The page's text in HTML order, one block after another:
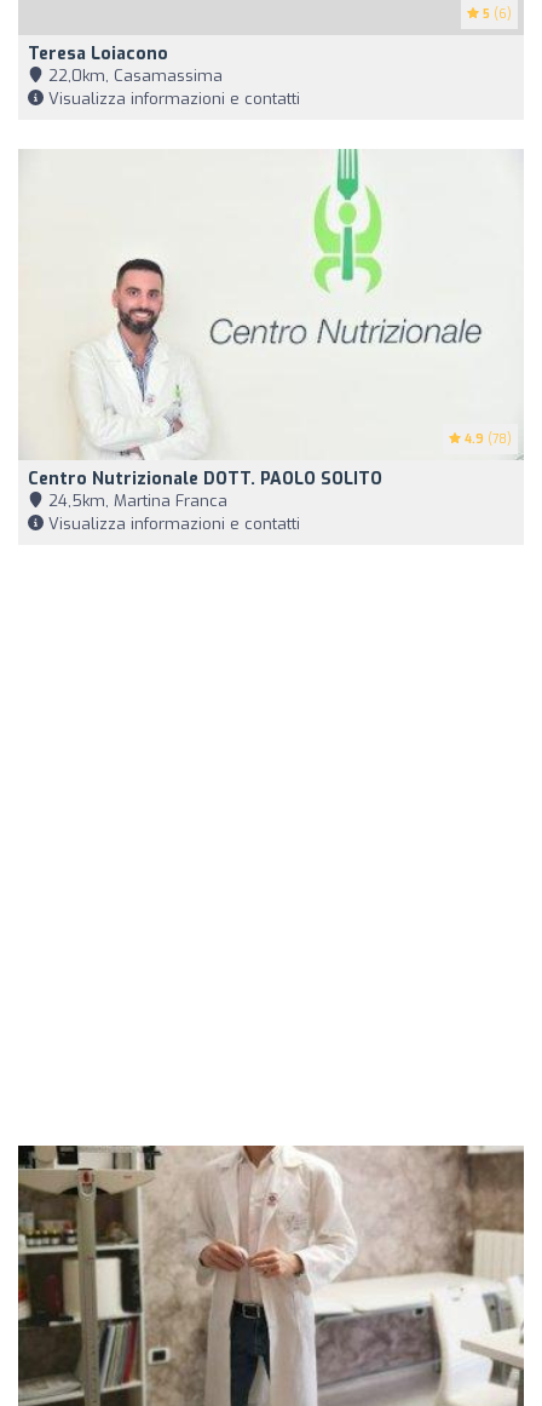
5 (6)
Teresa Loiacono
22,0km, Casamassima
Visualizza informazioni e contatti
4.9 (78)
Centro Nutrizionale DOTT. PAOLO SOLITO
24,5km, Martina Franca
Visualizza informazioni e contatti